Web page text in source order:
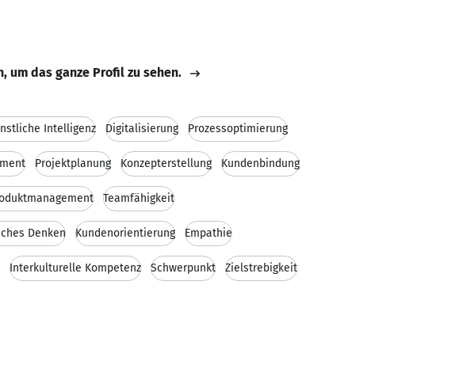
um das ganze Profil zu sehen.
Intelligenz Digitalisierung Prozessoptimierung
Projektplanung Konzepterstellung Kundenbindung
Teamfähigkeit
Denken Kundenorientierung Empathie
Interkulturelle Kompetenz Schwerpunkt Zielstrebigkeit